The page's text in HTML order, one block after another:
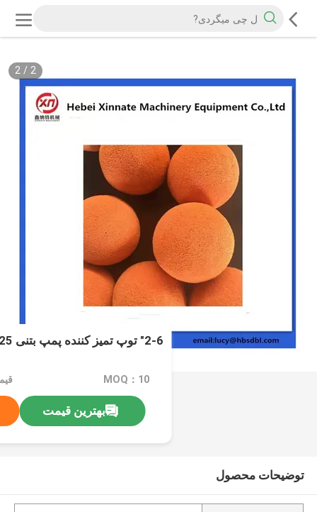
2
/
2
2-6" توپ تمیز کننده پمپ بتنی DN125 ستون گرد مربع
MOQ：10
بهترین قیمت
توضیحات محصول